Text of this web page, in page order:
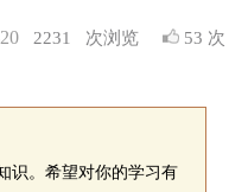
2231 次浏览 53 次
识。希望对你的学习有